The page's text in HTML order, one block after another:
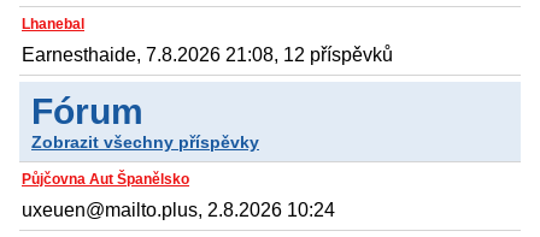
Lhanebal
Earnesthaide, 7.8.2026 21:08, 12 příspěvků
Fórum
Zobrazit všechny příspěvky
Půjčovna Aut Španělsko
uxeuen@mailto.plus, 2.8.2026 10:24